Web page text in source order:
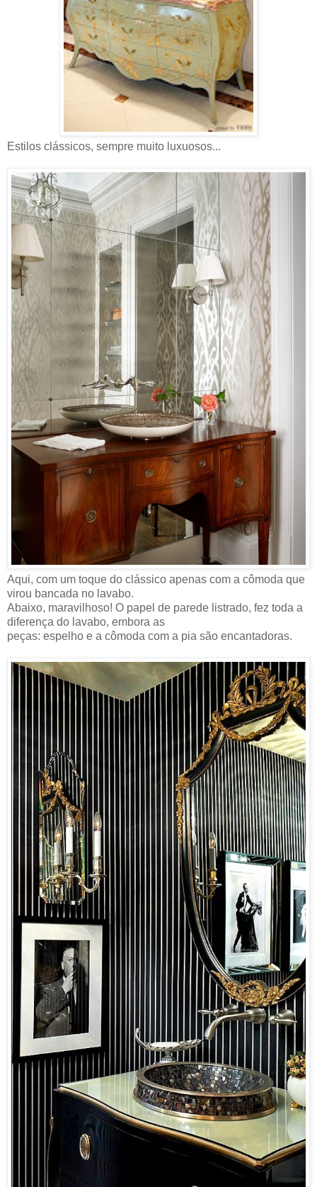
Estilos clássicos, sempre muito luxuosos...
Aqui, com um toque do clássico apenas com a cômoda que
virou bancada no lavabo.
Abaixo, maravilhoso! O papel de parede listrado, fez toda a
diferença do lavabo, embora as
peças: espelho e a cômoda com a pia são encantadoras.